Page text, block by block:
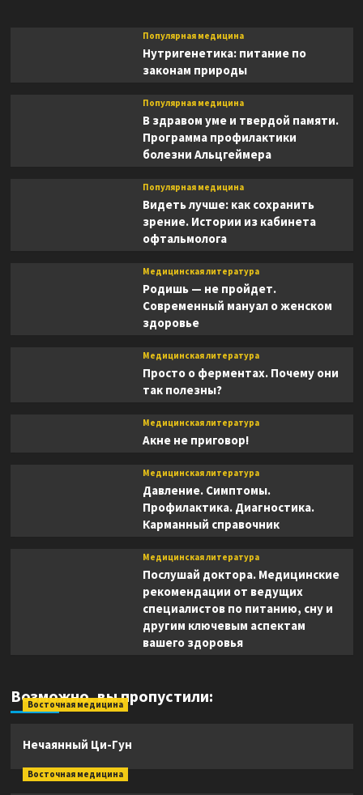
Популярная медицина
Нутригенетика: питание по
законам природы
Популярная медицина
В здравом уме и твердой памяти.
Программа профилактики
болезни Альцгеймера
Популярная медицина
Видеть лучше: как сохранить
зрение. Истории из кабинета
офтальмолога
Медицинская литература
Родишь — не пройдет.
Современный мануал о женском
здоровье
Медицинская литература
Просто о ферментах. Почему они
так полезны?
Медицинская литература
Акне не приговор!
Медицинская литература
Давление. Симптомы.
Профилактика. Диагностика.
Карманный справочник
Медицинская литература
Послушай доктора. Медицинские
рекомендации от ведущих
специалистов по питанию, сну и
другим ключевым аспектам
вашего здоровья
Возможно, вы пропустили:
Восточная медицина
Нечаянный Ци-Гун
Восточная медицина